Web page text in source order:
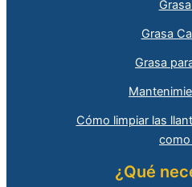
Grasa
Grasa
Cómo limpiar las
como
¿Qué